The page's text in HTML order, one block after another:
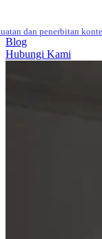
dan penerbitan
Blog
Hubungi Kami